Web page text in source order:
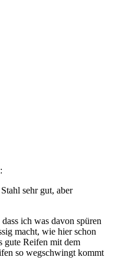
sehr gut, aber
ich was davon spüren
macht, wie hier schon
gute Reifen mit dem
so wegschwingt kommt